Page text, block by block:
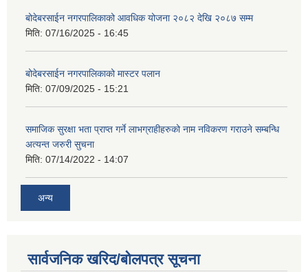
बोदेबरसाईन नगरपालिकाको आवधिक योजना २०८२ देखि २०८७ सम्म
मिति: 07/16/2025 - 16:45
बोदेबरसाईन नगरपालिकाको मास्टर पलान
मिति: 07/09/2025 - 15:21
समाजिक सुरक्षा भता प्राप्त गर्ने लाभग्राहीहरुको नाम नविकरण गराउने सम्बन्धि
अत्यन्त जरुरी सुचना
मिति: 07/14/2022 - 14:07
अन्य
सार्वजनिक खरिद/बोलपत्र सूचना